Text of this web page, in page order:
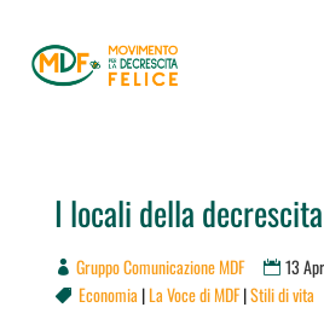
I locali della
Gruppo Comunicazione MDF 13
 Economia |La Voce di MDF|Stili di vita